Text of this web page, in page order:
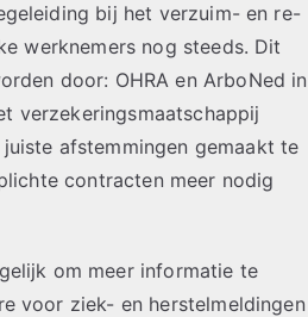
bij het verzuim- en re-
werknemers nog steeds. Dit
door: OHRA en ArboNed in
verzekeringsmaatschappij
afstemmingen gemaakt te
contracten meer nodig
om meer informatie te
voor ziek- en herstelmeldingen